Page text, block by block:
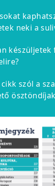
neki a
készüljetek
szól a